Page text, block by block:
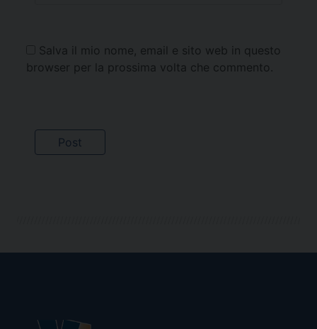
Salva il mio nome, email e sito web in questo
browser per la prossima volta che commento.